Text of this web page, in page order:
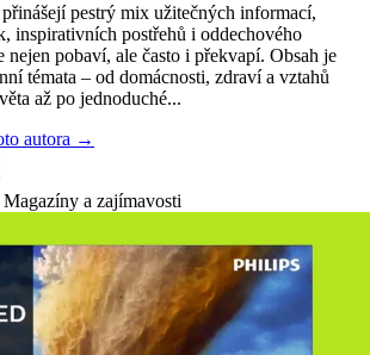
pestrý mix užitečných informací,
inspirativních postřehů i oddechového
nejen pobaví, ale často i překvapí. Obsah je
témata – od domácnosti, zdraví a vztahů
až po jednoduché...
autora →
Magazíny a zajímavosti